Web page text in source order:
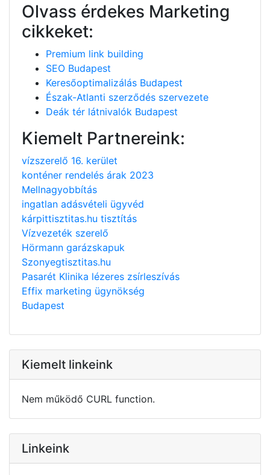
Olvass érdekes Marketing
cikkeket:
Premium link building
SEO Budapest
Keresőoptimalizálás Budapest
Észak-Atlanti szerződés szervezete
Deák tér látnivalók Budapest
Kiemelt Partnereink:
vízszerelő 16. kerület
konténer rendelés árak 2023
Mellnagyobbítás
ingatlan adásvételi ügyvéd
kárpittisztitas.hu tisztítás
Vízvezeték szerelő
Hörmann garázskapuk
Szonyegtisztitas.hu
Pasarét Klinika lézeres zsírleszívás
Effix marketing ügynökség
Budapest
Kiemelt linkeink
Nem működő CURL function.
Linkeink